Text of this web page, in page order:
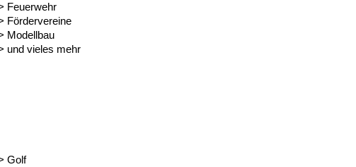
Feuerwehr
Fördervereine
Modellbau
und vieles mehr
Golf